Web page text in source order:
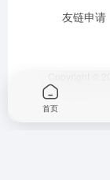
友链申请
首页